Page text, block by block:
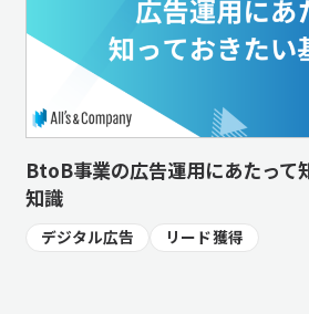
BtoB事業の広告運用にあたって
知識
デジタル広告 リード獲得